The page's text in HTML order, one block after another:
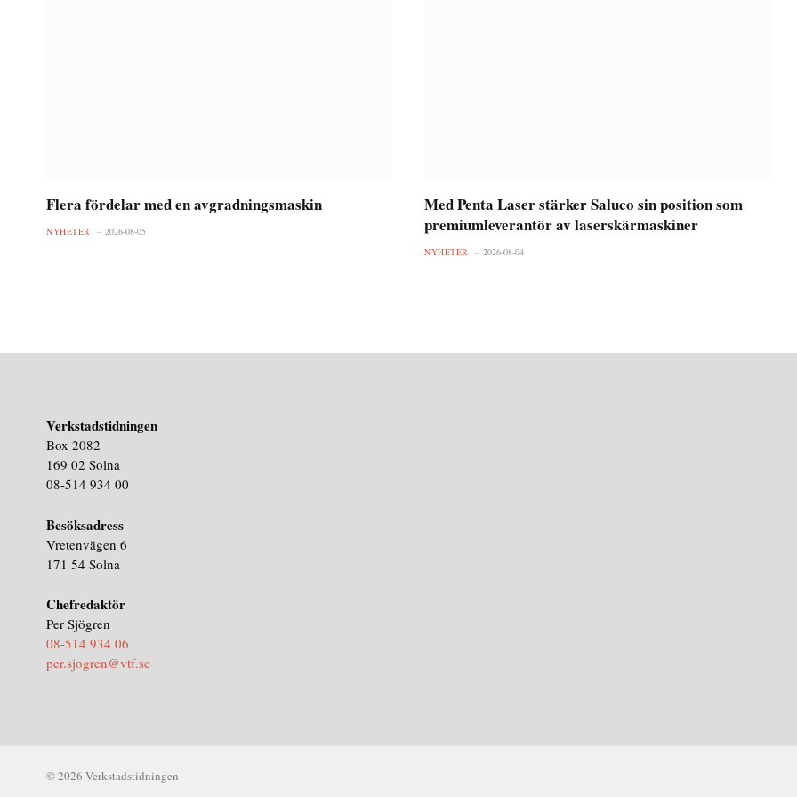
Flera fördelar med en avgradningsmaskin
NYHETER 2026-08-05
Med Penta Laser stärker Saluco sin position som
premiumleverantör av laserskärmaskiner
NYHETER 2026-08-04
Verkstadstidningen
Box 2082
169 02 Solna
08-514 934 00
Besöksadress
Vretenvägen 6
171 54 Solna
Chefredaktör
Per Sjögren
08-514 934 06
per.sjogren@vtf.se
© 2026 Verkstadstidningen